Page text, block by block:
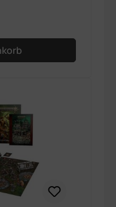
den